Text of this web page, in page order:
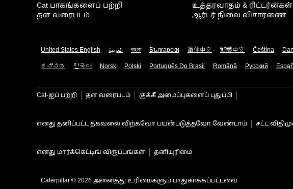
Cat பாகங்களைப் பற்றி
தள வரைபடம்
உத்தரவாதம் & ரிட்டர்ன்கள்
ஆர்டர் நிலை விசாரணை
United States English العربية বাংলা Български 简体中文 繁體中文 Čeština
ಕನ್ನಡ 한국어 Norsk Polski Português Do Brasil Română Русский
Cat-ஐப் பற்றி தள வரைபடம் குக்கீ அமைப்புகளைப் புதுப்பி
எனது தனிப்பட்ட தகவலை விற்கவோ பயன்படுத்தவோ வேண்டாம் சட்ட
எனது மார்க்கெட்டிங் விருப்பங்கள் தனியுரிமை
Caterpillar © 2026 அனைத்து உரிமைகளும் பாதுகாக்கப்பட்டவை